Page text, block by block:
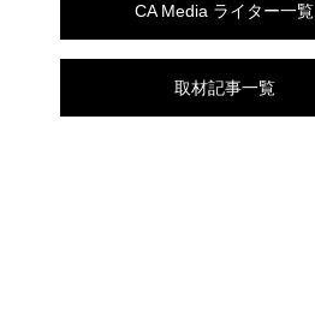
CA Media ライター一覧
取材記事一覧